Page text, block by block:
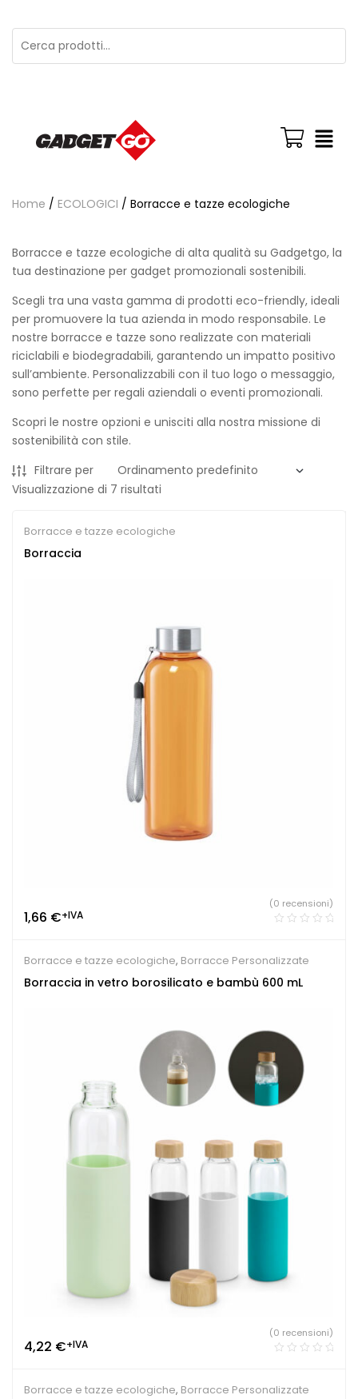
Home / ECOLOGICI / Borracce e tazze ecologiche
Borracce e tazze ecologiche di alta qualità su Gadgetgo, la
tua destinazione per gadget promozionali sostenibili.
Scegli tra una vasta gamma di prodotti eco-friendly, ideali
per promuovere la tua azienda in modo responsabile. Le
nostre borracce e tazze sono realizzate con materiali
riciclabili e biodegradabili, garantendo un impatto positivo
sull’ambiente. Personalizzabili con il tuo logo o messaggio,
sono perfette per regali aziendali o eventi promozionali.
Scopri le nostre opzioni e unisciti alla nostra missione di
sostenibilità con stile.
Filtrare per
Visualizzazione di 7 risultati
Borracce e tazze ecologiche
Borraccia
1,66 €+IVA
(0 recensioni)
Borracce e tazze ecologiche, Borracce Personalizzate
Borraccia in vetro borosilicato e bambù 600 mL
4,22 €+IVA
(0 recensioni)
Borracce e tazze ecologiche, Borracce Personalizzate